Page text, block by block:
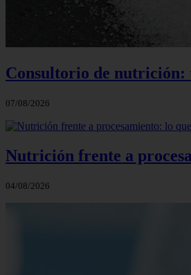
Consultorio de nutrición:
07/08/2026
Nutrición frente a
04/08/2026